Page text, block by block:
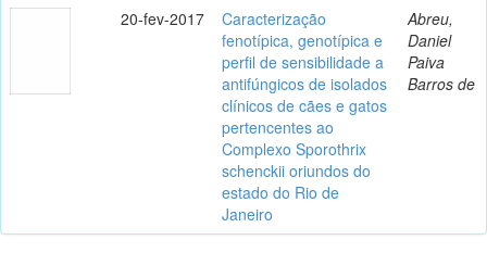
20-fev-2017
Caracterização
fenotípica, genotípica e
perfil de sensibilidade a
antifúngicos de isolados
clínicos de cães e gatos
pertencentes ao
Complexo Sporothrix
schenckii oriundos do
estado do Rio de
Janeiro
Abreu,
Daniel
Paiva
Barros de